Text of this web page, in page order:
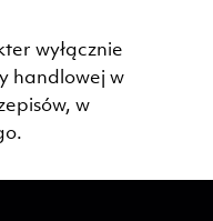
wyłącznie
handlowej w
w